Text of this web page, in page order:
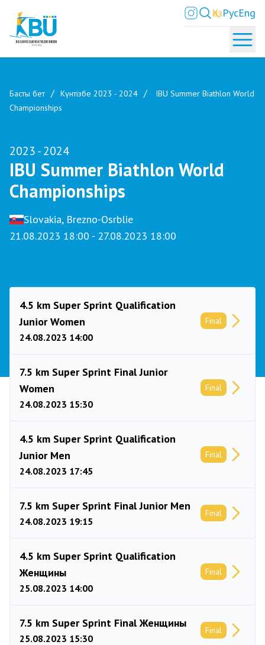
ҚазРусEng
Басты бет Күнтізбе 2023 - 2024
IBU Summer Biathlon World
Championships
2023 - 2024
IBU Summer Biathlon World
Championships
Slovakia, Brezno-Osrblie
21.08.2023 18:00 - 27.08.2023 18:00
4.5 km Super Sprint Qualification
Junior Women
24.08.2023 14:00
Final
7.5 km Super Sprint Final Junior
Women
24.08.2023 15:30
Final
4.5 km Super Sprint Qualification
Junior Men
24.08.2023 17:45
Final
7.5 km Super Sprint Final Junior Men
24.08.2023 19:15
Final
4.5 km Super Sprint Qualification
Женщины
25.08.2023 14:00
Final
7.5 km Super Sprint Final Женщины
25.08.2023 15:30
Final